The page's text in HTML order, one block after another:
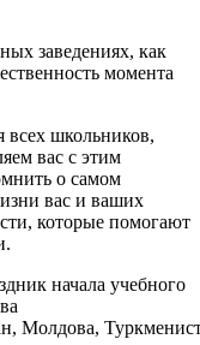
заведениях, как
момента
всех школьников,
вас с этим
о самом
вас и ваших
которые помогают
начала учебного
Молдова,